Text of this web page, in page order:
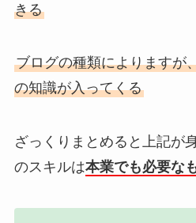
きる
ブログの種類によりますが
の知識が入ってくる
ざっくりまとめると上記が
のスキルは本業でも必要な